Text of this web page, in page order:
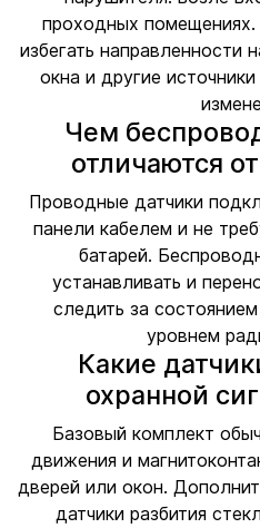
проходных
избегать направленности
окна и другие
Чем
отличаются
Проводные датчики
панели кабелем и не
батарей.
устанавливать и
следить за
уровнем
Какие
охранной
Базовый комплект
движения и
дверей или окон.
датчики разбития